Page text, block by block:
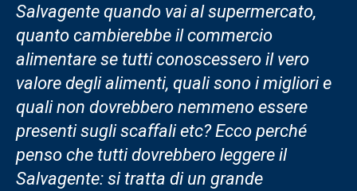
Salvagente quando vai al supermercato,
quanto cambierebbe il commercio
alimentare se tutti conoscessero il vero
valore degli alimenti, quali sono i migliori e
quali non dovrebbero nemmeno essere
presenti sugli scaffali etc? Ecco perché
penso che tutti dovrebbero leggere il
Salvagente: si tratta di un grande